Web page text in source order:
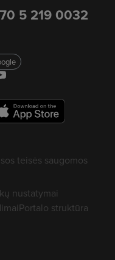
5 219 0032
teisės saugomos
nustatymai
Portalo struktūra